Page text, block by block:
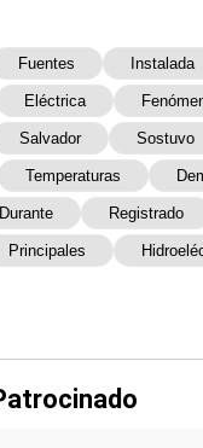
Fuentes Instalada
Eléctrica
Salvador Sostuvo
Temperaturas
Durante Registrado
Principales